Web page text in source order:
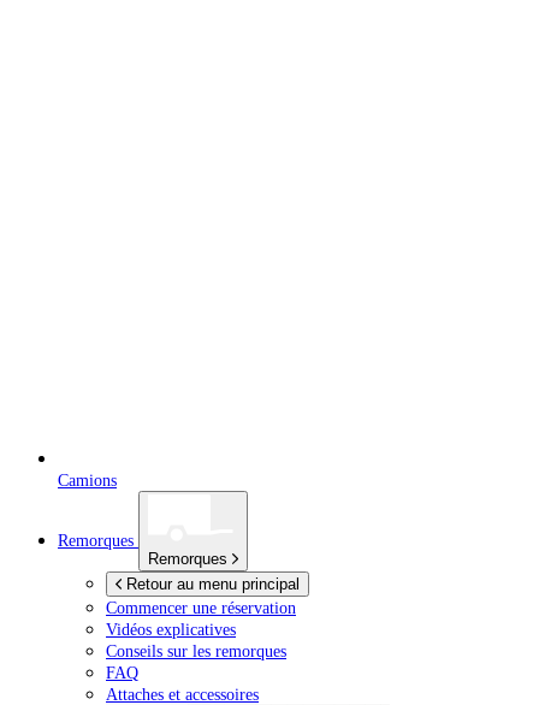
Camions
Remorques
Remorques
Retour au menu principal
Commencer une réservation
Vidéos explicatives
Conseils sur les remorques
FAQ
Attaches et accessoires